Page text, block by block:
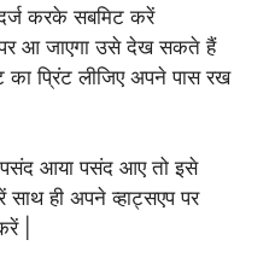
करके सबमिट करें
आ जाएगा उसे देख सकते हैं
प्रिंट लीजिए अपने पास रख
आया पसंद आए तो इसे
ही अपने व्हाट्सएप पर
|